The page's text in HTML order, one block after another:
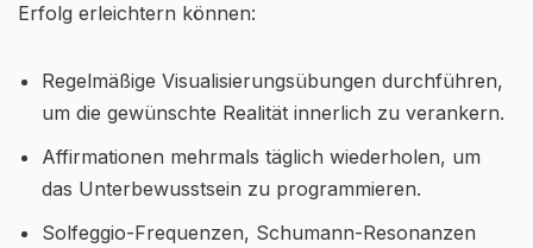
Erfolg erleichtern können:
Regelmäßige Visualisierungsübungen durchführen,
um die gewünschte Realität innerlich zu verankern.
Affirmationen mehrmals täglich wiederholen, um
das Unterbewusstsein zu programmieren.
Solfeggio-Frequenzen, Schumann-Resonanzen